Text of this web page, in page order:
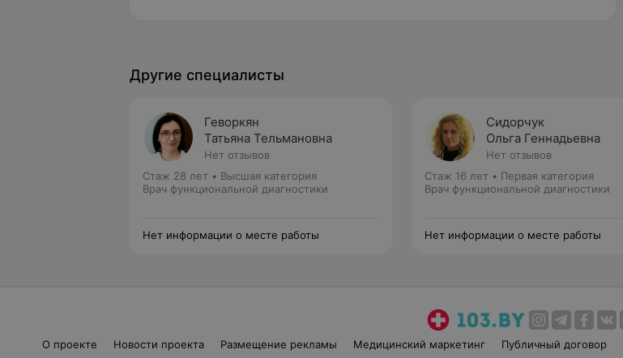
Другие специалисты
Геворкян
Татьяна Тельмановна
Нет отзывов
Стаж 28 лет • Высшая категория
Врач функциональной диагностики
Нет информации о месте работы
Сидорчук
Ольга Геннадьевна
Нет отзывов
Стаж 16 лет • Первая категория
Врач функциональной диагностики
Нет информации о месте работы
О проекте Новости проекта Размещение рекламы Медицинский маркетинг Публичный договор